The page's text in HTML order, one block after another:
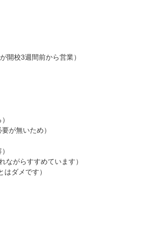
開校3週間前から営業）
が無いため）
がらすすめています）
ダメです）